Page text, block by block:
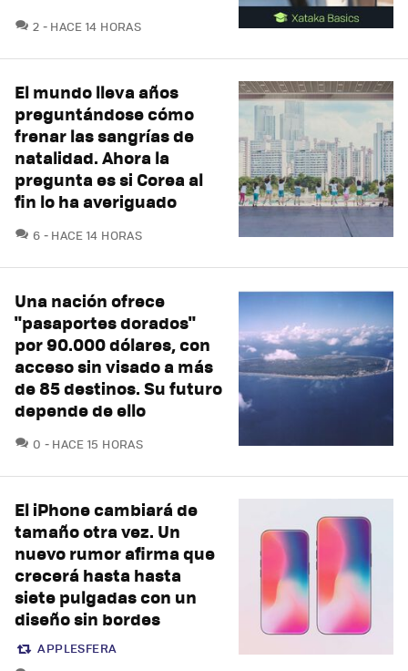
2 COMENTARIOS
HACE 14 HORAS
El mundo lleva años
preguntándose cómo
frenar las sangrías de
natalidad. Ahora la
pregunta es si Corea al
fin lo ha averiguado
6 COMENTARIOS
HACE 14 HORAS
Una nación ofrece
"pasaportes dorados"
por 90.000 dólares, con
acceso sin visado a más
de 85 destinos. Su futuro
depende de ello
0 COMENTARIOS
HACE 15 HORAS
El iPhone cambiará de
tamaño otra vez. Un
nuevo rumor afirma que
crecerá hasta hasta
siete pulgadas con un
diseño sin bordes
APPLESFERA